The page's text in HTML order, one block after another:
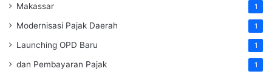
Makassar 1
Modernisasi Pajak Daerah 1
Launching OPD Baru 1
dan Pembayaran Pajak 1